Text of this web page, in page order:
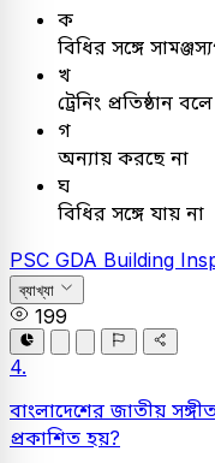
ক
বিধির সঙ্গে
খ
ট্রেনিং প্রতিষ্ঠান
গ
অন্যায় করছে না
ঘ
বিধির সঙ্গে যায় না
PSC GDA Building
ব্যাখ্যা
199
4.
বাংলাদেশের জাতীয়
প্রকাশিত হয়?